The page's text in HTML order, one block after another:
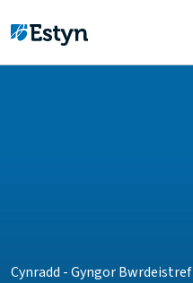
Cynradd -Gyngor